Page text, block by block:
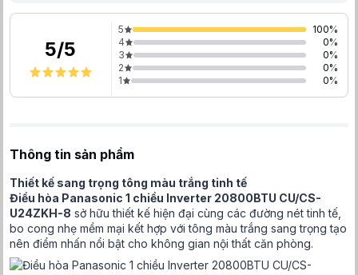
5/5
5 100%
4
0%
3
0%
2
0%
1
0%
Thông tin sản phẩm
Thiết kế sang trọng tông màu trắng tinh tế
Điều hòa Panasonic 1 chiều Inverter 20800BTU CU/CS-
U24ZKH-8 sở hữu thiết kế hiện đại cùng các đường nét tinh tế,
bo cong nhẹ mềm mại kết hợp với tông màu trắng sang trọng tạo
nên điểm nhấn nổi bật cho không gian nội thất căn phòng.